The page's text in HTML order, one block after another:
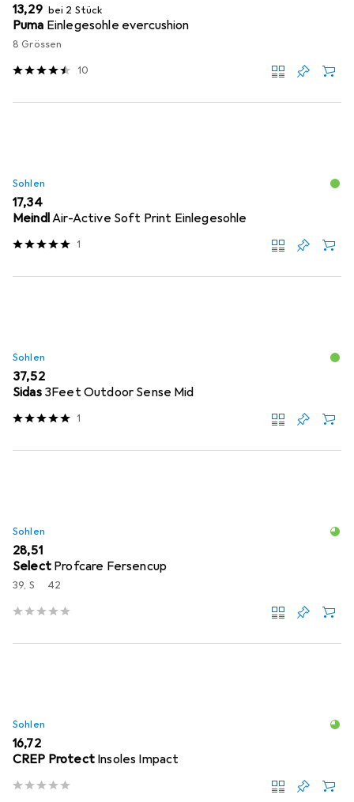
EUR
13,29 bei 2 Stück
Puma Einlegesohle evercushion
8 Grössen
10
Sohlen
EUR
17,34
MeindlAir-Active Soft Print Einlegesohle
1
Sohlen
EUR
37,52
Sidas 3Feet Outdoor Sense Mid
1
Sohlen
EUR
28,51
Select Profcare Fersencup
39, S 42
Sohlen
EUR
16,72
CREP Protect Insoles Impact